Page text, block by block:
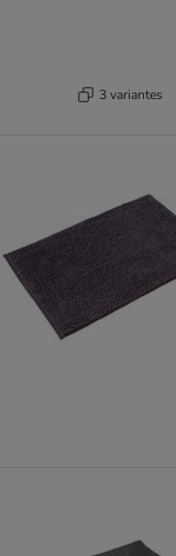
3 variantes